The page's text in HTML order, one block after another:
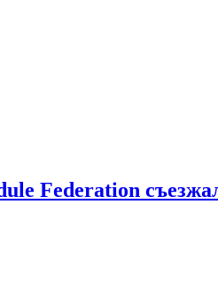
Federation